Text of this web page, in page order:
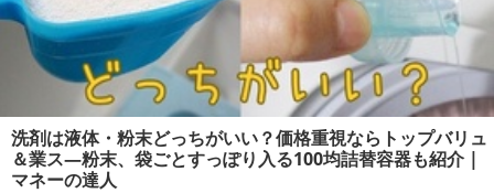
洗剤は液体・粉末どっちがいい？価格重視ならトップバリュ
＆業ス―粉末、袋ごとすっぽり入る100均詰替容器も紹介 |
マネーの達人